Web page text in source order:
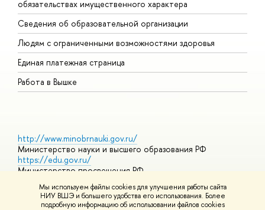
Мы используем файлы cookies для улучшения работы сайта
НИУ ВШЭ и большего удобства его использования. Более
подробную информацию об использовании файлов cookies
обязательствах имущественного характера
Сведения об образовательной организации
Людям с ограниченными возможностями здоровья
Единая платежная страница
Работа в Вышке
http://www.minobrnauki.gov.ru/
Министерство науки и высшего образования РФ
https://edu.gov.ru/
Министерство просвещения РФ
Массовые открытые онлайн-курсы